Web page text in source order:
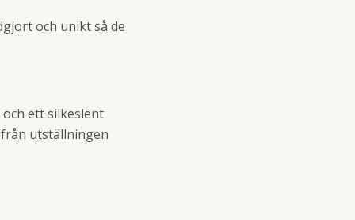
och unikt så de
ett silkeslent
utställningen